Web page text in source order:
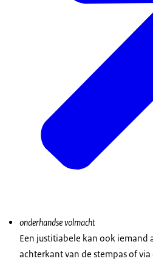
onderhandse volmacht
Een justitiabele kan ook iemand
achterkant van de stempas of